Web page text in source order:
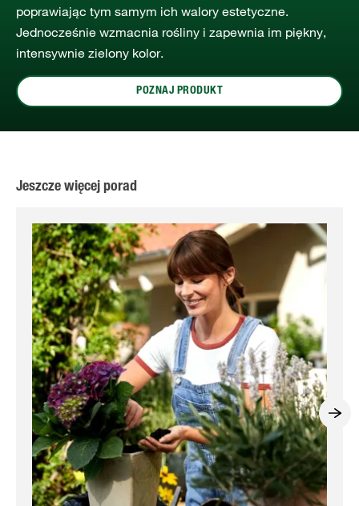
poprawiając tym samym ich walory estetyczne.
Jednocześnie wzmacnia rośliny i zapewnia im piękny,
intensywnie zielony kolor.
POZNAJ PRODUKT
Jeszcze więcej porad